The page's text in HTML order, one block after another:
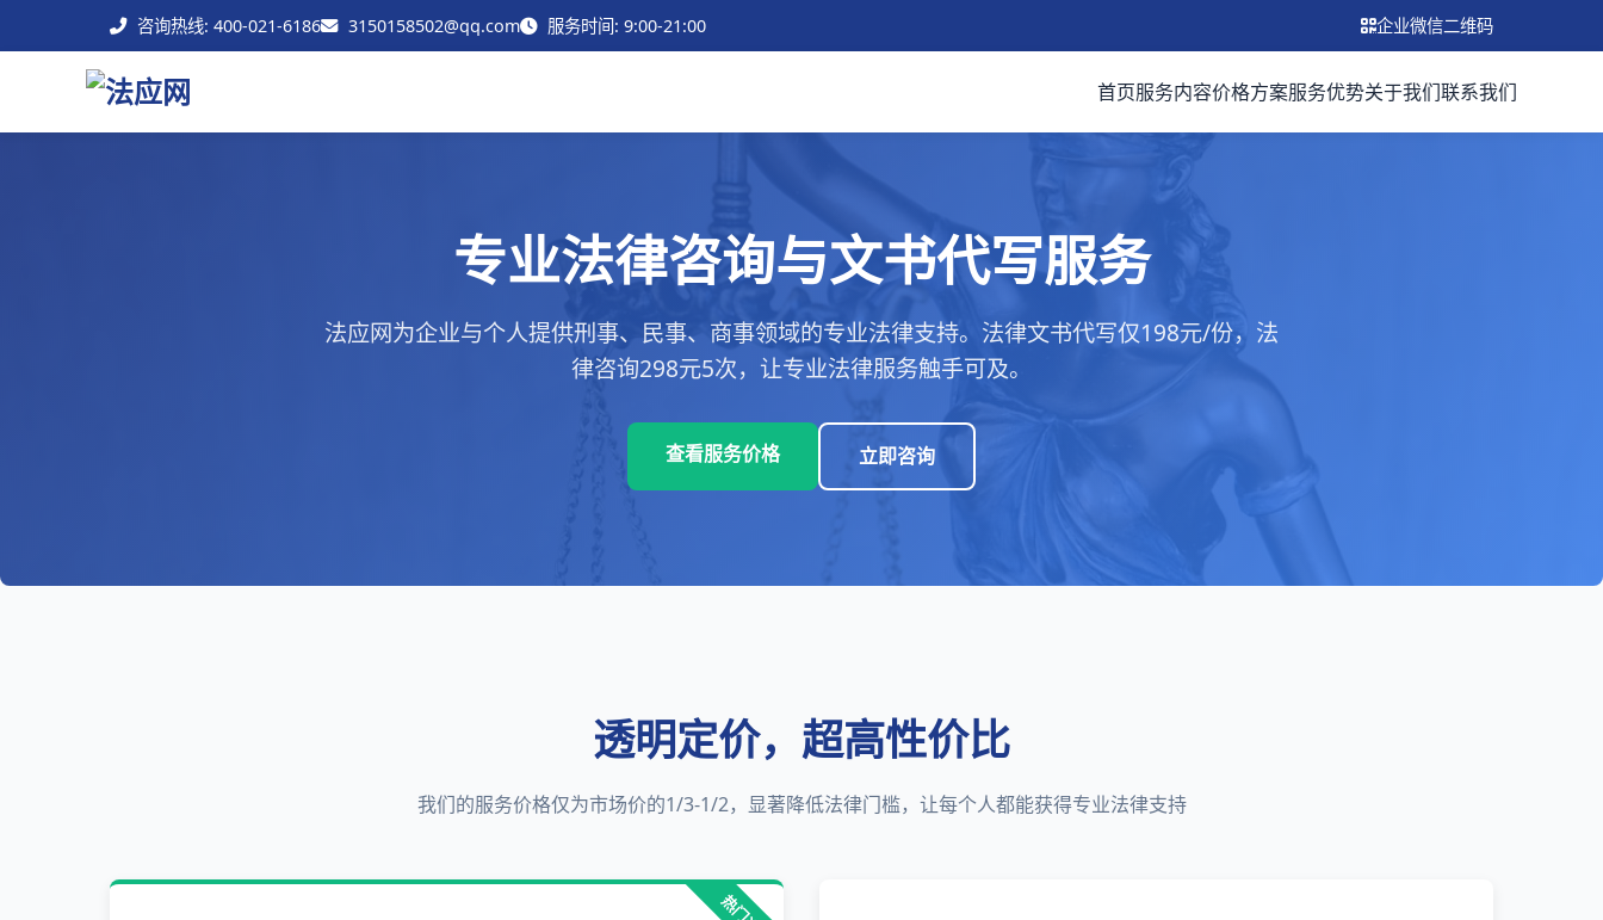
咨询热线: 400-021-6186 3150158502@qq.com 服务时间: 9:00-21:00 企业微信二维码
首页服务内容价格方案服务优势关于我们联系我们
专业法律咨询与文书代写服务
法应网为企业与个人提供刑事、民事、商事领域的专业法律支持。法律文书代写仅198元/份，法
律咨询298元5次，让专业法律服务触手可及。
查看服务价格 立即咨询
透明定价，超高性价比
我们的服务价格仅为市场价的1/3-1/2，显著降低法律门槛，让每个人都能获得专业法律支持